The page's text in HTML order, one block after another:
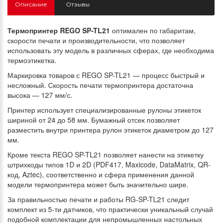
Описание Отзывы
Термопринтер REGO SP-TL21 оптимален по габаритам,
скорости печати и производительности, что позволяет
использовать эту модель в различных сферах, где необходима
термоэтикетка.
Маркировка товаров с REGO SP-TL21 — процесс быстрый и
несложный. Скорость печати термопринтера достаточна
высока — 127 мм/с.
Принтер использует специализированные рулоны этикеток
шириной от 24 до 58 мм. Бумажный отсек позволяет
разместить внутри принтера рулон этикеток диаметром до 127
мм.
Кроме текста REGO SP-TL21 позволяет нанести на этикетку
штрихкоды типов 1D и 2D (PDF417, Maxicode, DataMatrix, QR-
код, Aztec), соответственно и сфера применения данной
модели термопринтера может быть значительно шире.
За правильностью печати и работы RG-SP-TL21 следит
комплект из 5-ти датчиков, что практически уникальный случай
подобной комплектации для непромышленных настольных